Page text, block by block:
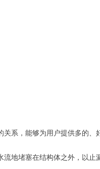
系，能够为用户提供多的、
地堵塞在结构体之外，以止